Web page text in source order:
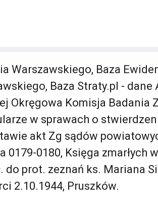
Warszawskiego, Baza
Baza Straty.pl -
Okręgowa Komisja Badania
w sprawach o
akt Zg sądów
0179-0180, Księga zmarłych
do prot. zeznań ks. Mariana
2.10.1944, Pruszków.